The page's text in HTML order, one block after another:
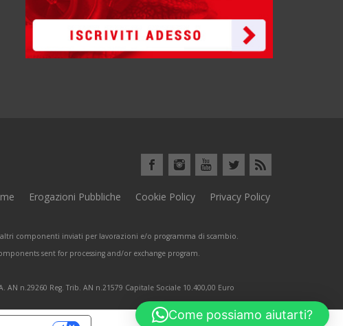
Erogazioni Pubbliche Cookie Policy Privacy Policy
componenti inviati per lavorazioni e/o programma di scambio.
sent for processing and/or exchange program.
AN n.29260 Reg. Trib. AN n.21579 Capitale Sociale 10.400,00 Euro
Come possiamo aiutarti?